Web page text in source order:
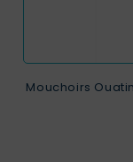
Mouchoirs